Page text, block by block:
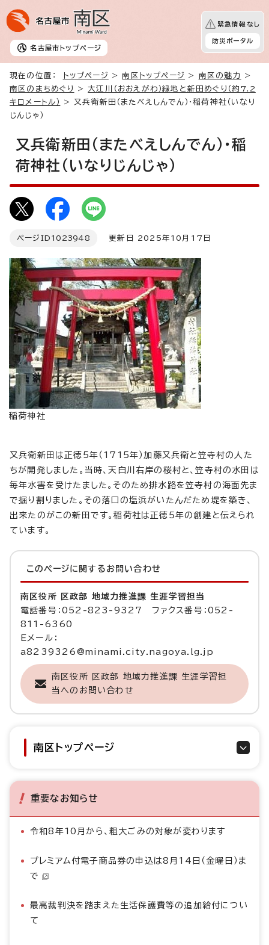
名古屋市 トップページ
緊急情報なし
防災ポータル
現在の位置： トップページ >南区トップページ > 南区の魅力
>
南区のまちめぐり
>大江川（おおえがわ）緑地と新田めぐり（約7.2
キロメートル）
> 又兵衛新田（またべえしんでん）・稲荷神社（いなり
じんじゃ）
又兵衛新田（またべえしんでん）・稲
荷神社（いなりじんじゃ）
ページID 1023948 更新日 2025年10月17日
稲荷神社
又兵衛新田は正徳5年（1715年）加藤又兵衛と笠寺村の人た
ちが開発しました。当時、天白川右岸の桜村と、笠寺村の水田は
毎年水害を受けたました。そのため排水路を笠寺村の海面先ま
で掘り割りました。その落口の塩浜がいたんだため堤を築き、
出来たのがこの新田です。稲荷社は正徳5年の創建と伝えられ
ています。
このページに関する お問い合わせ
南区役所 区政部 地域力推進課 生涯学習担当
電話番号：052-823-9327 ファクス番号：052-
811-6360
Eメール：
a8239326@minami.city.nagoya.lg.jp
南区役所 区政部 地域力推進課 生涯学習担
当へのお問い合わせ
南区トップページ
重要なお知らせ
令和8年10月から、粗大ごみの対象が変わります
プレミアム付電子商品券の申込は8月14日（金曜日）ま
で
最高裁判決を踏まえた生活保護費等の追加給付につい
て